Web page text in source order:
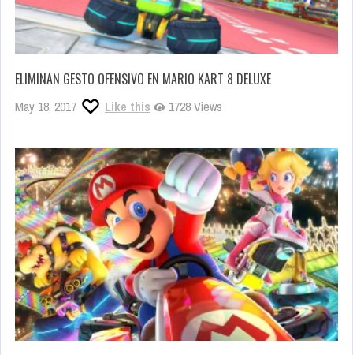
ELIMINAN GESTO OFENSIVO EN MARIO KART 8 DELUXE
May 18, 2017 Like this 1728 Views